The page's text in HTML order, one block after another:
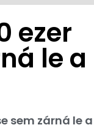
ezer
le a
sem zárná le a